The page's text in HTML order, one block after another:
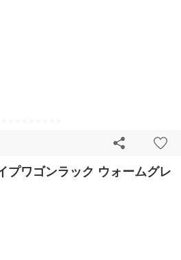
プワゴンラック ウォームグレ